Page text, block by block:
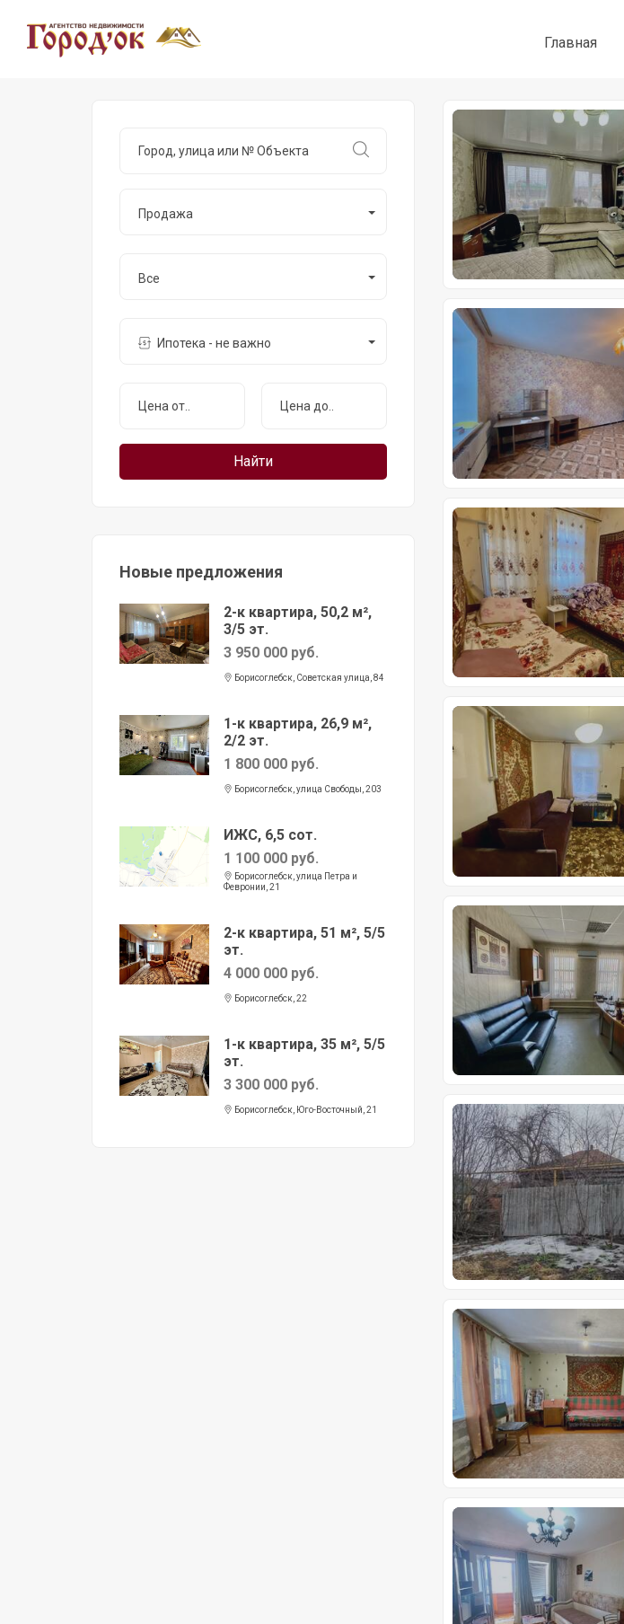
Главная
Продажа
Все
Ипотека - не важно
Новые предложения
2-к квартира, 50,2 м²,
3/5 эт.
3 950 000 руб.
Борисоглебск, Советская улица, 84
1-к квартира, 26,9 м²,
2/2 эт.
1 800 000 руб.
Борисоглебск, улица Свободы, 203
ИЖС, 6,5 сот.
1 100 000 руб.
Борисоглебск, улица Петра и
Февронии, 21
2-к квартира, 51 м², 5/5
эт.
4 000 000 руб.
Борисоглебск, 22
1-к квартира, 35 м², 5/5
эт.
3 300 000 руб.
Борисоглебск, Юго-Восточный, 21